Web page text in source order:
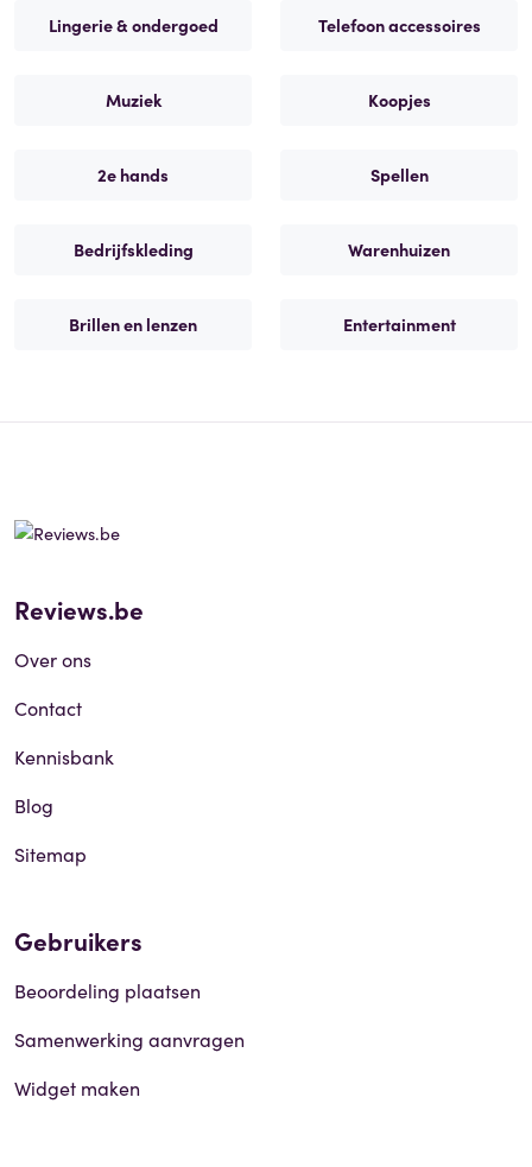
Lingerie & ondergoed Telefoon accessoires
Muziek Koopjes
2e hands Spellen
Bedrijfskleding Warenhuizen
Brillen en lenzen Entertainment
Reviews.be
Over ons
Contact
Kennisbank
Blog
Sitemap
Gebruikers
Beoordeling plaatsen
Samenwerking aanvragen
Widget maken